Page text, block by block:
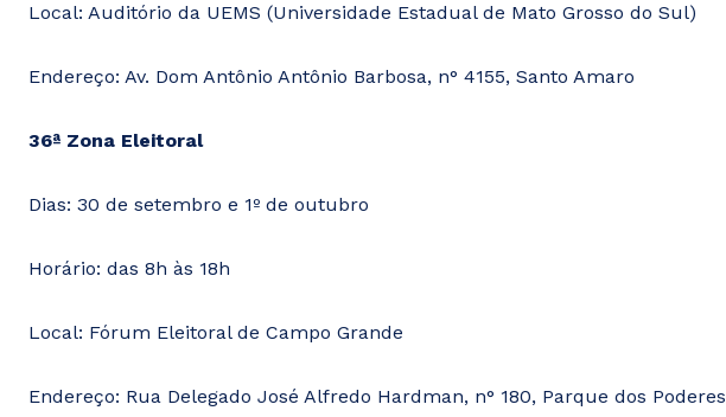
Local: Auditório da UEMS (Universidade Estadual de Mato Grosso do Sul)
Endereço: Av. Dom Antônio Antônio Barbosa, n° 4155, Santo Amaro
36ª Zona Eleitoral
Dias: 30 de setembro e 1º de outubro
Horário: das 8h às 18h
Local: Fórum Eleitoral de Campo Grande
Endereço: Rua Delegado José Alfredo Hardman, n° 180, Parque dos Poderes